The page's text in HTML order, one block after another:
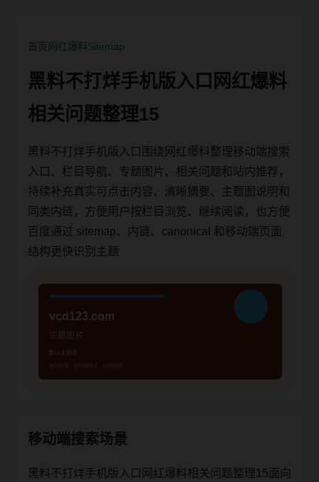
首页网红爆料Sitemap
黑料不打烊手机版入口网红爆料
相关问题整理15
黑料不打烊手机版入口围绕网红爆料整理移动端搜索
入口、栏目导航、专题图片、相关问题和站内推荐，
持续补充真实可点击内容、清晰摘要、主题图说明和
同类内链，方便用户按栏目浏览、继续阅读，也方便
百度通过 sitemap、内链、canonical 和移动端页面
结构更快识别主题
移动端搜索场景
黑料不打烊手机版入口网红爆料相关问题整理15面向